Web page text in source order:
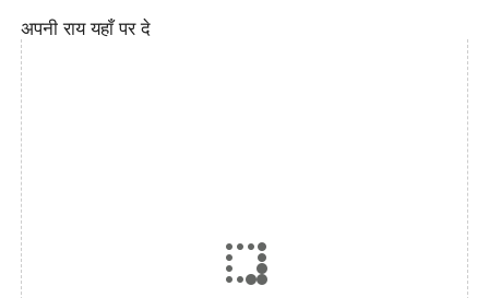
अपनी राय यहाँ पर दे